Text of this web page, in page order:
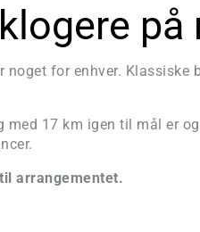
på
for enhver.
17 km igen til mål er
arrangementet.